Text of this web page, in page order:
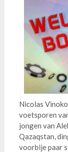
Nicolas
voetsporen
jongen van
Qazaqstan,
voorbije paar